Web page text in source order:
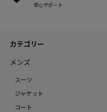
安心サポート
カテゴリー
メンズ
スーツ
ジャケット
コート